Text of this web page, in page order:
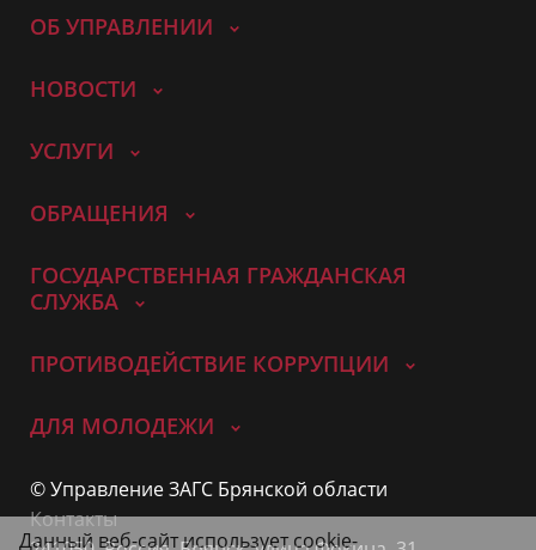
ОБ УПРАВЛЕНИИ
НОВОСТИ
УСЛУГИ
ОБРАЩЕНИЯ
ГОСУДАРСТВЕННАЯ ГРАЖДАНСКАЯ
СЛУЖБА
ПРОТИВОДЕЙСТВИЕ КОРРУПЦИИ
ДЛЯ МОЛОДЕЖИ
© Управление ЗАГС Брянской области
Контакты
Данный веб-сайт использует cookie-